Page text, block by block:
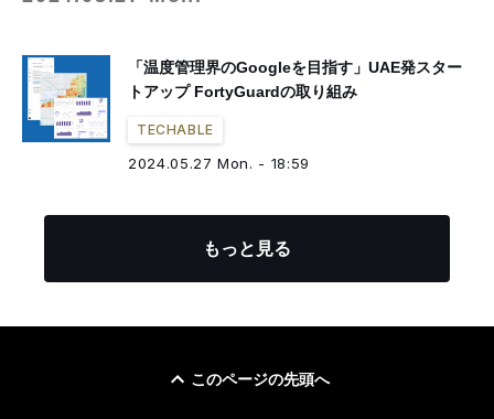
「温度管理界のGoogleを目指す」UAE発スター
トアップ FortyGuardの取り組み
TECHABLE
2024.05.27 Mon. - 18:59
もっと見る
このページの先頭へ